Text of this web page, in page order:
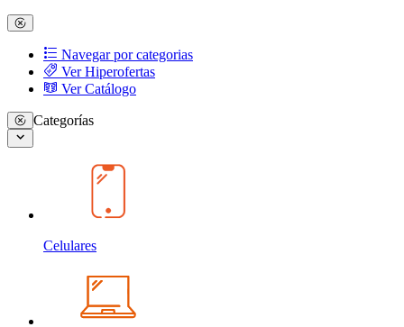
Navegar por categorias
Ver Hiperofertas
Ver Catálogo
Categorías
Celulares